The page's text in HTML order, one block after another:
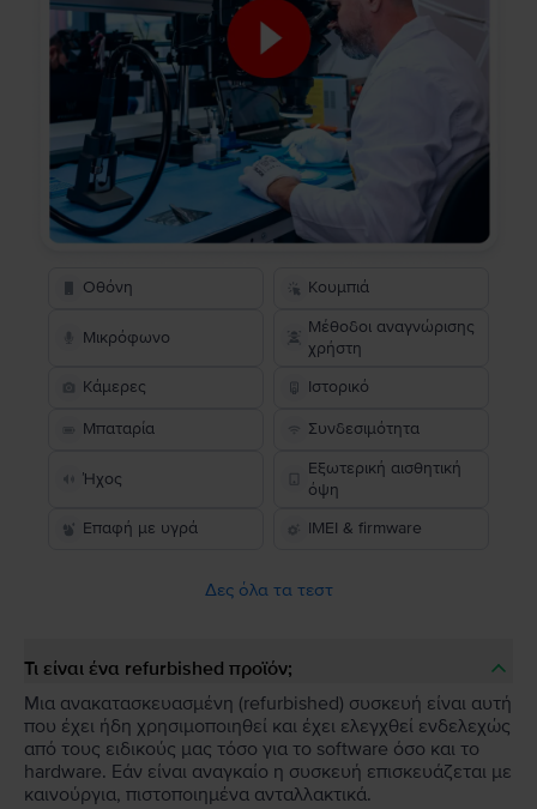
Οθόνη Κουμπιά
Μικρόφωνο
Μέθοδοι αναγνώρισης
χρήστη
Κάμερες
Ιστορικό
Μπαταρία Συνδεσιμότητα
Ήχος
Εξωτερική αισθητική
όψη
Επαφή με υγρά
IMEI & firmware
Δες όλα τα τεστ
Τι είναι ένα refurbished προϊόν;
Μια ανακατασκευασμένη (refurbished) συσκευή είναι αυτή
που έχει ήδη χρησιμοποιηθεί και έχει ελεγχθεί ενδελεχώς
από τους ειδικούς μας τόσο για το software όσο και το
hardware. Εάν είναι αναγκαίο η συσκευή επισκευάζεται με
καινούργια, πιστοποιημένα ανταλλακτικά.